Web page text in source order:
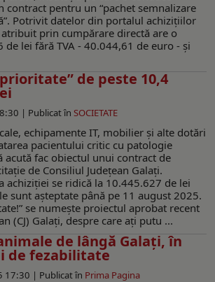
contract pentru un “pachet semnalizare
Potrivit datelor din portalul achiziţiilor
prin cumpărare directă are o
de lei fără TVA - 40.044,61 de euro - şi
de peste 10,4
| Publicat în SOCIETATE
echipamente IT, mobilier şi alte dotări
pacientului critic cu patologie
acută fac obiectul unui contract de
de Consiliul Judeţean Galaţi.
achiziţiei se ridică la 10.445.627 de lei
sunt aşteptate până pe 11 august 2025.
se numeşte proiectul aprobat recent
(CJ) Galaţi, despre care aţi putu ...
de lângă Galați, în
de fezabilitate
17:30 | Publicat în Prima Pagina